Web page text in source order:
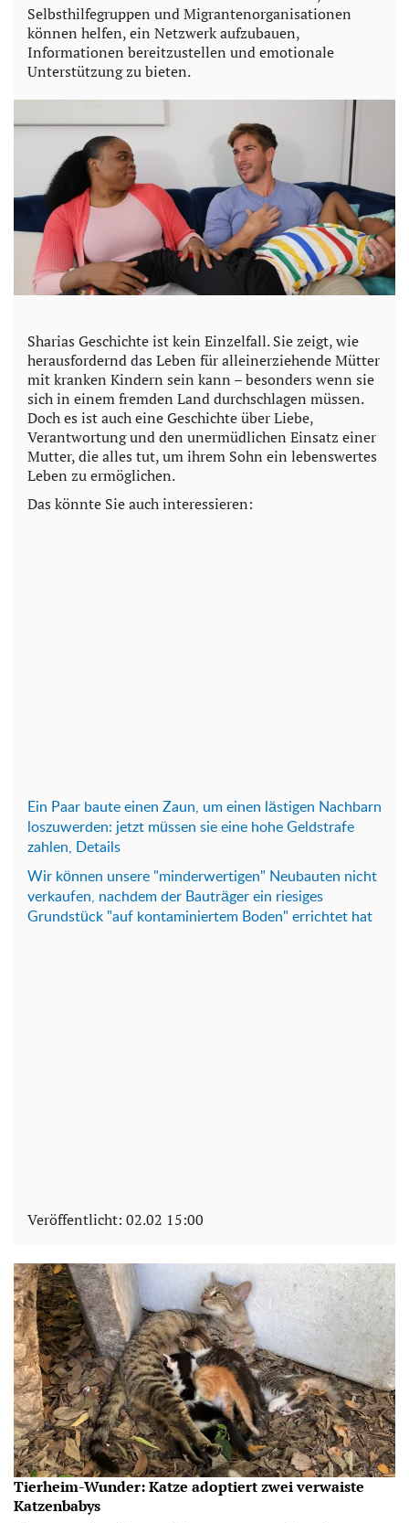
Selbsthilfegruppen und Migrantenorganisationen
können helfen, ein Netzwerk aufzubauen,
Informationen bereitzustellen und emotionale
Unterstützung zu bieten.
Sharias Geschichte ist kein Einzelfall. Sie zeigt, wie
herausfordernd das Leben für alleinerziehende Mütter
mit kranken Kindern sein kann – besonders wenn sie
sich in einem fremden Land durchschlagen müssen.
Doch es ist auch eine Geschichte über Liebe,
Verantwortung und den unermüdlichen Einsatz einer
Mutter, die alles tut, um ihrem Sohn ein lebenswertes
Leben zu ermöglichen.
Das könnte Sie auch interessieren:
Ein Paar baute einen Zaun, um einen lästigen Nachbarn
loszuwerden: jetzt müssen sie eine hohe Geldstrafe
zahlen, Details
Wir können unsere "minderwertigen" Neubauten nicht
verkaufen, nachdem der Bauträger ein riesiges
Grundstück "auf kontaminiertem Boden" errichtet hat
Veröffentlicht: 02.02 15:00
Tierheim-Wunder: Katze adoptiert zwei verwaiste
Katzenbabys